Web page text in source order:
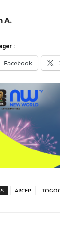
A.
:
Facebook
ARCEP